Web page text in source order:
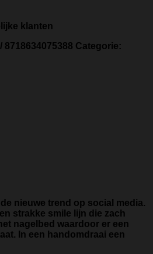
klanten
8718634075388 Categorie:
nieuwe trend op social media.
strakke smile lijn die zach
nagelbed waardoor er een
In een handomdraai een